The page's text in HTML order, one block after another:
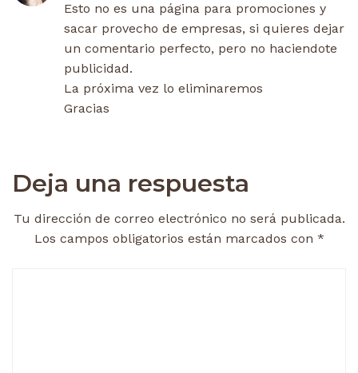
Esto no es una página para promociones y
sacar provecho de empresas, si quieres dejar
un comentario perfecto, pero no haciendote
publicidad.
La próxima vez lo eliminaremos
Gracias
Deja una respuesta
Tu dirección de correo electrónico no será publicada.
Los campos obligatorios están marcados con *